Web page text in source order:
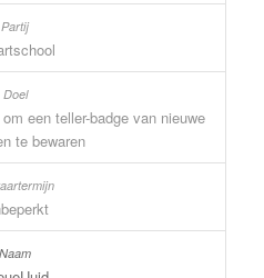
een teller-badge van nieuwe
te bewaren